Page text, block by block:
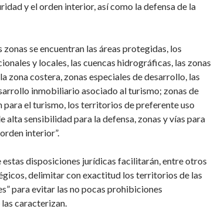
y el orden interior, así como la defensa de la
se encuentran las áreas protegidas, los
y locales, las cuencas hidrográficas, las zonas
zona costera, zonas especiales de desarrollo, las
inmobiliario asociado al turismo; zonas de
para el turismo, los territorios de preferente uso
alta sensibilidad para la defensa, zonas y vías para
interior”.
estas disposiciones jurídicas facilitarán, entre otros
delimitar con exactitud los territorios de las
para evitar las no pocas prohibiciones
las caracterizan.